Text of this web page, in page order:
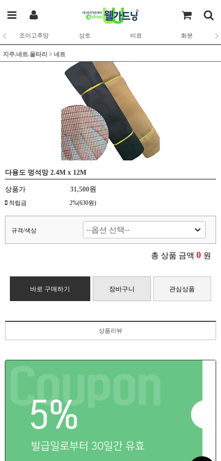
조이고추망 상토 비료 화분
지주.네트.울타리 > 네트
다용도 멍석망 2.4M x 12M
상품가 31,500원
적립금 2%(630원)
규격/색상
총 상품 금액 0 원
바로 구매하기 장바구니 관심상품
상품리뷰